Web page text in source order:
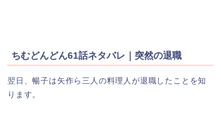
ちむどんどん61話ネタバレ｜突然の退職
翌日、暢子は矢作ら三人の料理人が退職したことを知
ります。